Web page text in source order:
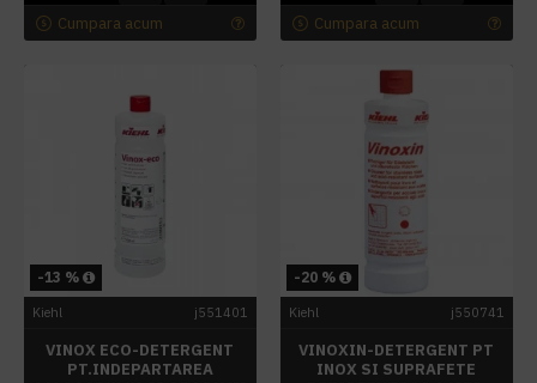
Cumpara acum Cumpara acum
-13 %
Kiehl j551401
VINOX ECO-DETERGENT
PT.INDEPARTAREA
-20 %
Kiehl j550741
VINOXIN-DETERGENT PT
INOX SI SUPRAFETE